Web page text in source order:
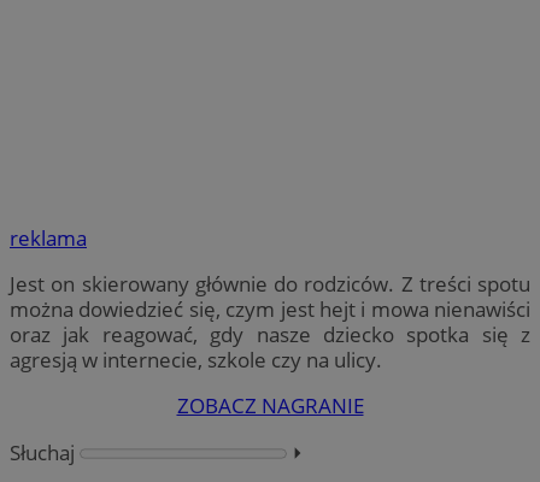
reklama
Jest on skierowany głównie do rodziców. Z treści spotu
można dowiedzieć się, czym jest hejt i mowa nienawiści
oraz jak reagować, gdy nasze dziecko spotka się z
agresją w internecie, szkole czy na ulicy.
ZOBACZ NAGRANIE
Słuchaj
⏵︎